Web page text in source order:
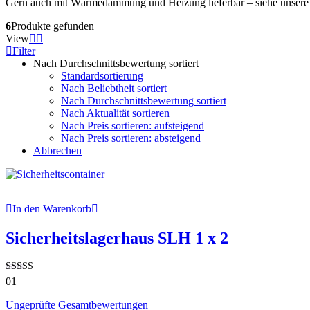
6Produkte gefunden
View
Filter
Nach Durchschnittsbewertung sortiert
Standardsortierung
Nach Beliebtheit sortiert
Nach Durchschnittsbewertung sortiert
Nach Aktualität sortieren
Nach Preis sortieren: aufsteigend
Nach Preis sortieren: absteigend
Abbrechen
In den Warenkorb
Sicherheitslagerhaus SLH 1 x 2
Bewertet mit
01
Ungeprüfte Gesamtbewertungen